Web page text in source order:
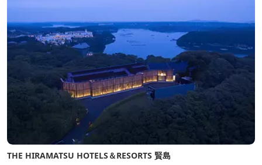
THE HIRAMATSU HOTELS＆RESORTS 賢島